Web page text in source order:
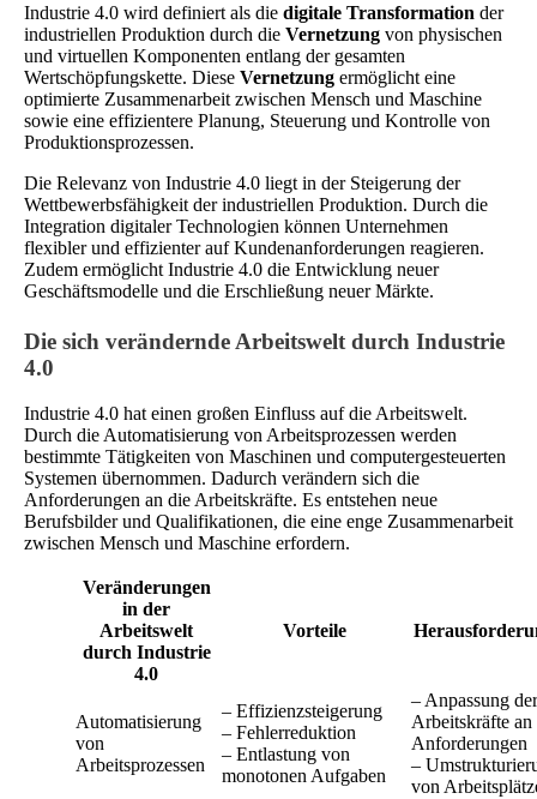
Industrie 4.0 wird definiert als die digitale Transformation der
industriellen Produktion durch die Vernetzung von physischen
und virtuellen Komponenten entlang der gesamten
Wertschöpfungskette. Diese Vernetzung ermöglicht eine
optimierte Zusammenarbeit zwischen Mensch und Maschine
sowie eine effizientere Planung, Steuerung und Kontrolle von
Produktionsprozessen.
Die Relevanz von Industrie 4.0 liegt in der Steigerung der
Wettbewerbsfähigkeit der industriellen Produktion. Durch die
Integration digitaler Technologien können Unternehmen
flexibler und effizienter auf Kundenanforderungen reagieren.
Zudem ermöglicht Industrie 4.0 die Entwicklung neuer
Geschäftsmodelle und die Erschließung neuer Märkte.
Die sich verändernde Arbeitswelt durch Industrie
4.0
Industrie 4.0 hat einen großen Einfluss auf die Arbeitswelt.
Durch die Automatisierung von Arbeitsprozessen werden
bestimmte Tätigkeiten von Maschinen und computergesteuerten
Systemen übernommen. Dadurch verändern sich die
Anforderungen an die Arbeitskräfte. Es entstehen neue
Berufsbilder und Qualifikationen, die eine enge Zusammenarbeit
zwischen Mensch und Maschine erfordern.
Veränderungen
in der
Arbeitswelt
durch Industrie
4.0
Vorteile
Automatisierung
von
Arbeitsprozessen
– Effizienzsteigerung
– Fehlerreduktion
– Entlastung von
monotonen Aufgaben
– Anpassung der
Arbeitskräfte an
Anforderungen
–
von